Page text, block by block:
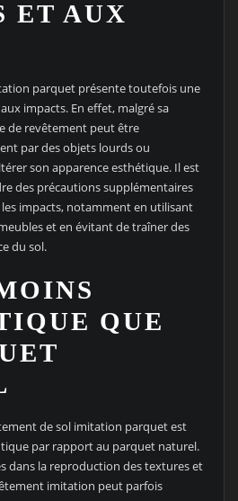
ET AUX
parquet présente toutefois une
impacts. En effet, malgré sa
de revêtement peut être
par des objets lourds ou
son apparence esthétique. Il est
des précautions supplémentaires
impacts, notamment en utilisant
et en évitant de traîner des
du sol.
QUE
de sol imitation parquet est
par rapport au parquet naturel.
dans la reproduction des textures et
imitation peut parfois